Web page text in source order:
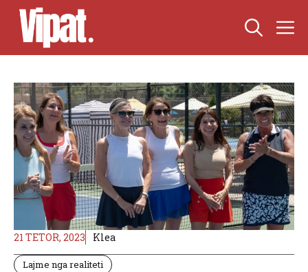
Skip
content
21 TETOR, 2023 Klea
Lajme nga realiteti